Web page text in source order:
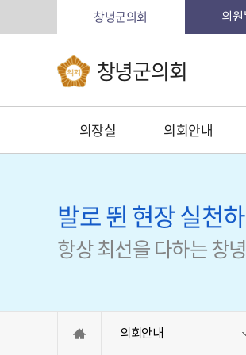
창녕군의회 의원
창녕군의회
의장실 의회안내
발로 뛴 현장 실천
항상 최선을 다하는 창
의회안내